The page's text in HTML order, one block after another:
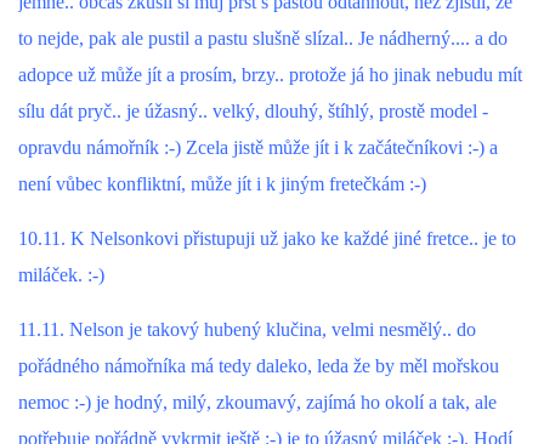
© 2026 eStránky.cz RSS Aktualizováno: 1. 8. 2026
Nahoru ↑
to nejde, pak ale pustil a pastu slušně slízal.. Je nádherný.... a do
adopce už může jít a prosím, brzy.. protože já ho jinak nebudu mít
sílu dát pryč.. je úžasný.. velký, dlouhý, štíhlý, prostě model -
opravdu námořník :-) Zcela jistě může jít i k začátečníkovi :-) a
není vůbec konfliktní, může jít i k jiným fretečkám :-)
10.11. K Nelsonkovi přistupuji už jako ke každé jiné fretce.. je to
miláček. :-)
11.11. Nelson je takový hubený klučina, velmi nesmělý.. do
pořádného námořníka má tedy daleko, leda že by měl mořskou
nemoc :-) je hodný, milý, zkoumavý, zajímá ho okolí a tak, ale
potřebuje pořádně vykrmit ještě :-) je to úžasný miláček :-). Hodí